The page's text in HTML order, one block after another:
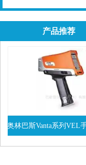
产品推荐
查看详情